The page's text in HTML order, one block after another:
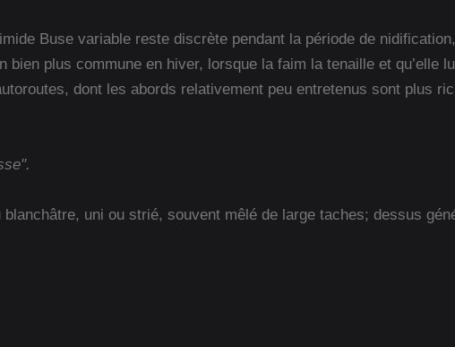
Buse variable reste discrète pendant la période de
plus commune en hiver, lorsque la faim la tenaille et qu’elle
dont les abords relativement peu entretenus sont plus
uni ou strié, souvent mêlé de large taches; dessus